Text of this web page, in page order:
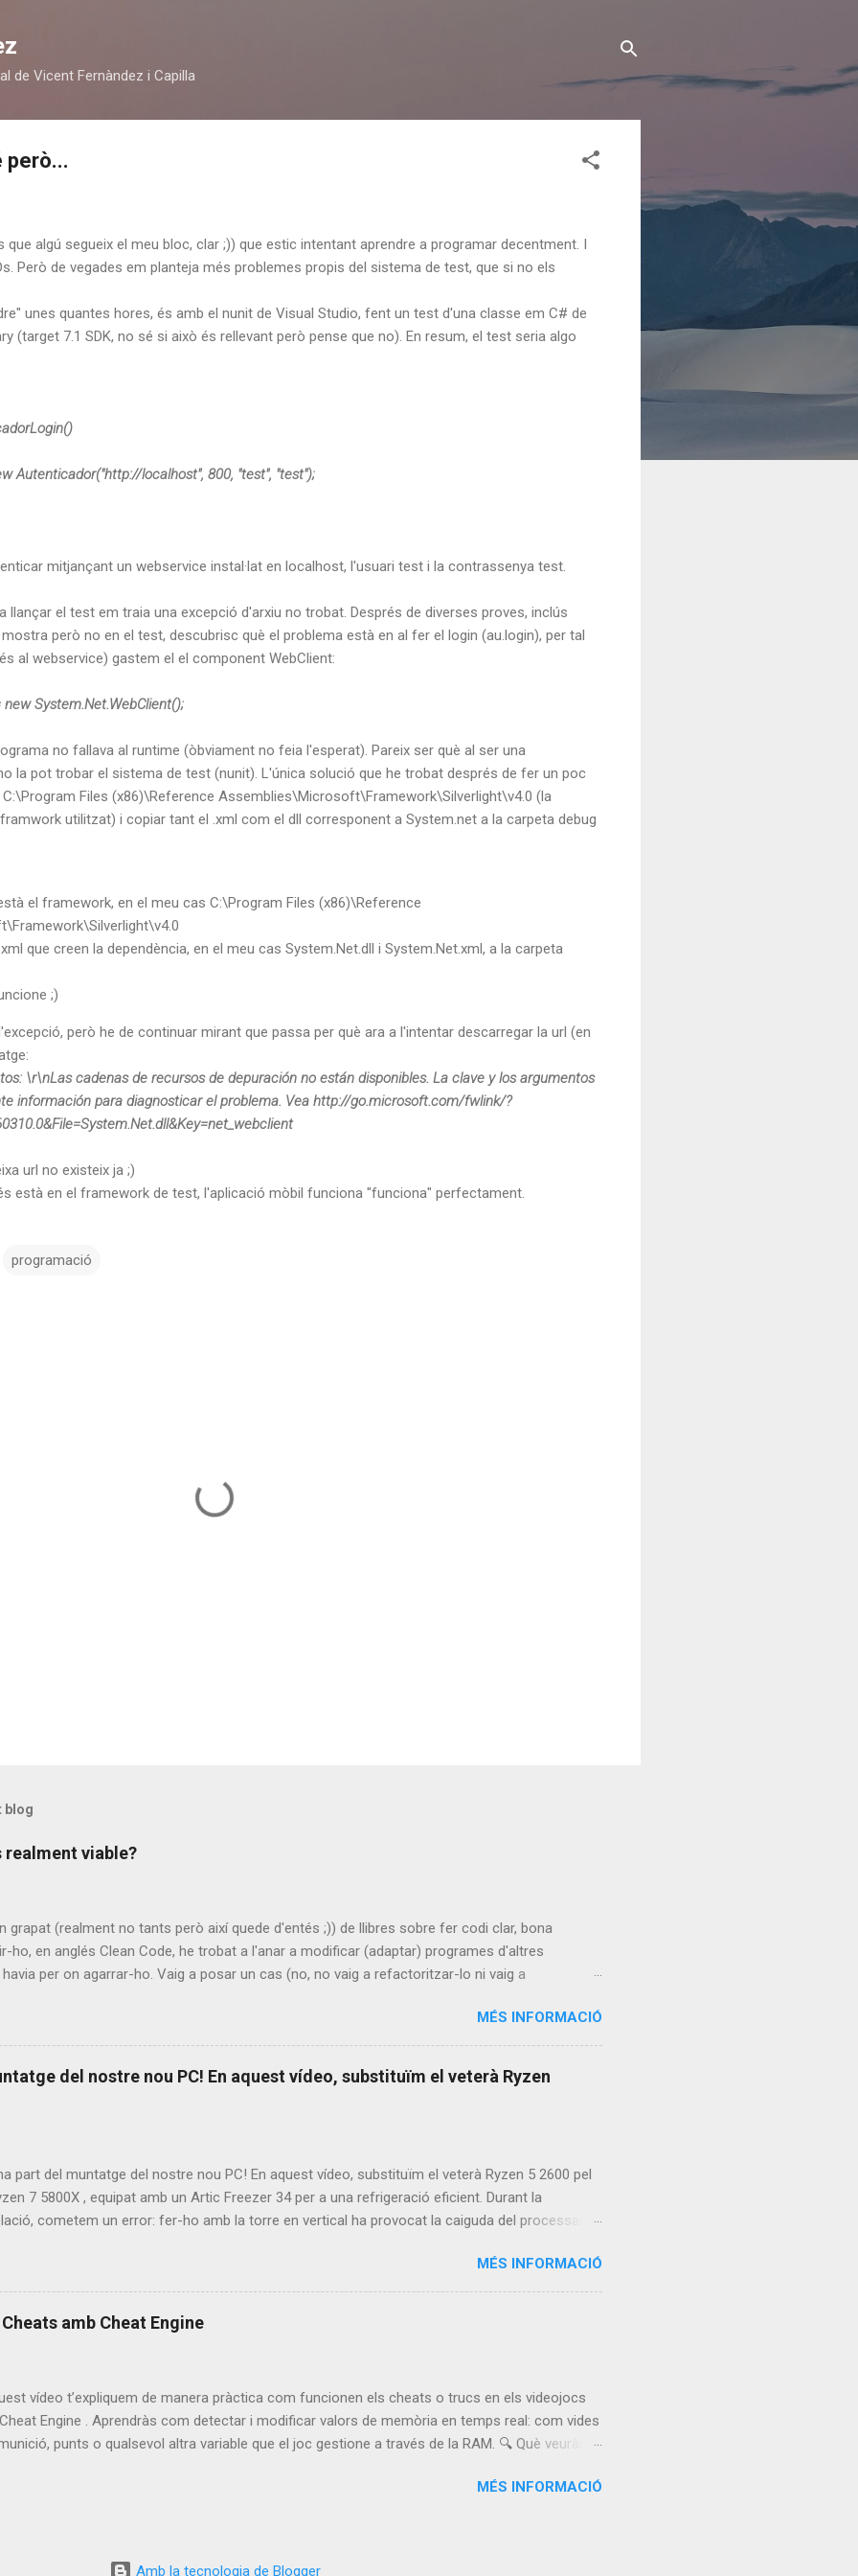
de Vicent Fernàndez i Capilla
però...
algú segueix el meu bloc, clar ;)) que estic intentant aprendre a programar decentment. I
Però de vegades em planteja més problemes propis del sistema de test, que si no els
unes quantes hores, és amb el nunit de Visual Studio, fent un test d'una classe em C# de
(target 7.1 SDK, no sé si això és rellevant però pense que no). En resum, el test seria algo
localhost", 800, "test", "test");
mitjançant un webservice instal·lat en localhost, l'usuari test i la contrassenya test.
llançar el test em traia una excepció d'arxiu no trobat. Després de diverses proves, inclús
però no en el test, descubrisc què el problema està en al fer el login (au.login), per tal
al webservice) gastem el el component WebClient:
System.Net.WebClient();
no fallava al runtime (òbviament no feia l'esperat). Pareix ser què al ser una
la pot trobar el sistema de test (nunit). L'única solució que he trobat després de fer un poc
Files (x86)\Reference Assemblies\Microsoft\Framework\Silverlight\v4.0 (la
utilitzat) i copiar tant el .xml com el dll corresponent a System.net a la carpeta debug
el framework, en el meu cas C:\Program Files (x86)\Reference
que creen la dependència, en el meu cas System.Net.dll i System.Net.xml, a la carpeta
;)
però he de continuar mirant que passa per què ara a l'intentar descarregar la url (en
\r\nLas cadenas de recursos de depuración no están disponibles. La clave y los argumentos
información para diagnosticar el problema. Vea http://go.microsoft.com/fwlink/?
url no existeix ja ;)
està en el framework de test, l'aplicació mòbil funciona "funciona" perfectament.
programació
blog
realment viable?
grapat (realment no tants però així quede d'entés ;)) de llibres sobre fer codi clar, bona
ho, en anglés Clean Code, he trobat a l'anar a modificar (adaptar) programes d'altres
per on agarrar-ho. Vaig a posar un cas (no, no vaig a refactoritzar-lo ni vaig a
bé i inclou de serie una versió per a mòbil que ve molt bé). El resultat és què la funció (on
té un tamany de més de 600 línies!!! Recordem que uns dels principis (segons l'Uncle
de fer una i només una cosa, i han de ser curtes. El que caldria supose què és refacoritzar-
que es posa ara a fer-ho (hi ha molt de codi al fòrum). He de dir també que el codi està fet
MÉS INFORMACIÓ
del nostre nou PC! En aquest vídeo, substituïm el veterà Ryzen
part del muntatge del nostre nou PC! En aquest vídeo, substituïm el veterà Ryzen 5 2600 pel
7 5800X , equipat amb un Artic Freezer 34 per a una refrigeració eficient. Durant la
cometem un error: fer-ho amb la torre en vertical ha provocat la caiguda del processador
Gate 3 . Vols veure com respon? 📺 Mira el vídeo complet 👉 https://youtu.be/_3okNKud21A 💬
alguna vegada un error similar? Deixa el teu comentari!
MÉS INFORMACIÓ
amb Cheat Engine
vídeo t’expliquem de manera pràctica com funcionen els cheats o trucs en els videojocs
Engine . Aprendràs com detectar i modificar valors de memòria en temps real: com vides
punts o qualsevol altra variable que el joc gestione a través de la RAM. 🔍 Què veuràs al
en un joc senzill per entendre millor el procés I... sorpresa! Estrenem la nova càmera HP 960
aprenent informàtica, programació o simplement vols conéixer millor què passa dins d’un
MÉS INFORMACIÓ
Amb la tecnologia de Blogger